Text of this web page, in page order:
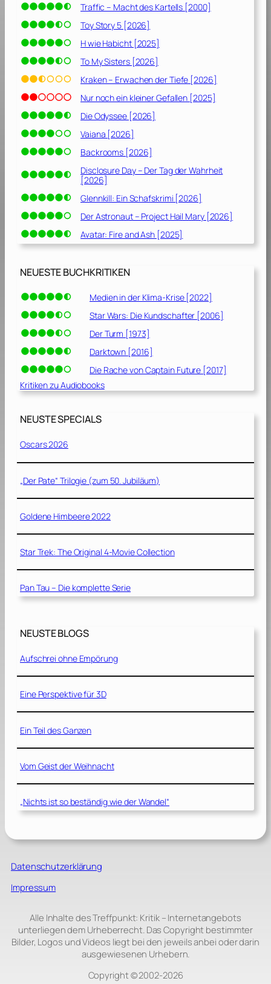
Traffic – Macht des Kartells [2000]
Toy Story 5 [2026]
H wie Habicht [2025]
To My Sisters [2026]
Kraken – Erwachen der Tiefe [2026]
Nur noch ein kleiner Gefallen [2025]
Die Odyssee [2026]
Vaiana [2026]
Backrooms [2026]
Disclosure Day – Der Tag der Wahrheit
[2026]
Glennkill: Ein Schafskrimi [2026]
Der Astronaut – Project Hail Mary [2026]
Avatar: Fire and Ash [2025]
NEUESTE BUCHKRITIKEN
Medien in der Klima-Krise [2022]
Star Wars: Die Kundschafter [2006]
Der Turm [1973]
Darktown [2016]
Die Rache von Captain Future [2017]
Kritiken zu Audiobooks
NEUSTE SPECIALS
Oscars 2026
„Der Pate“ Trilogie (zum 50. Jubiläum)
Goldene Himbeere 2022
Star Trek: The Original 4-Movie Collection
Pan Tau – Die komplette Serie
NEUSTE BLOGS
Aufschrei ohne Empörung
Eine Perspektive für 3D
Ein Teil des Ganzen
Vom Geist der Weihnacht
„Nichts ist so beständig wie der Wandel“
Datenschutzerklärung
Impressum
Alle Inhalte des Treffpunkt: Kritik – Internetangebots
unterliegen dem Urheberrecht. Das Copyright bestimmter
Bilder, Logos und Videos liegt bei den jeweils anbei oder darin
ausgewiesenen Urhebern.
Copyright © 2002‑2026